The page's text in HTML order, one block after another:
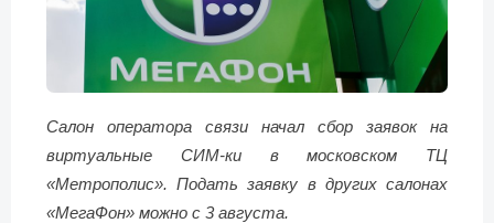
Салон оператора связи начал сбор заявок на
виртуальные СИМ-ки в московском ТЦ
«Метрополис». Подать заявку в других салонах
«МегаФон» можно с 3 августа.